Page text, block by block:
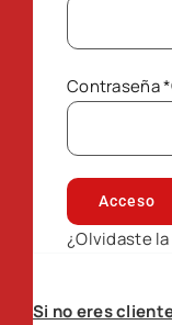
Contraseña*
Acceso
¿Olvidaste
Si no eres